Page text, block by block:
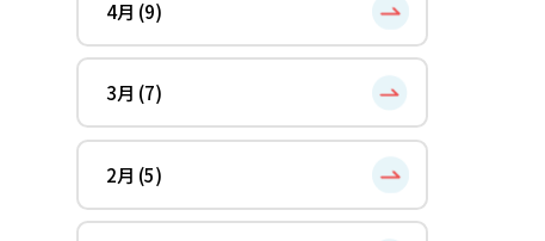
4月 (9)
3月 (7)
2月 (5)